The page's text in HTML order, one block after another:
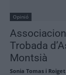
Opinió
Trobada
Montsià
Sonia Tomas i Roiget